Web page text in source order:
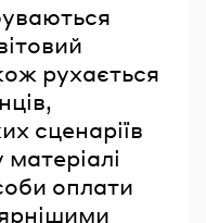
рухається
сценаріїв
оплати